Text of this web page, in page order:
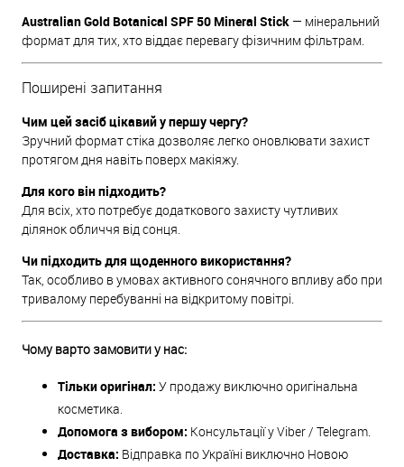
Australian Gold Botanical SPF 50 Mineral Stick — мінеральний
формат для тих, хто віддає перевагу фізичним фільтрам.
Поширені запитання
Чим цей засіб цікавий у першу чергу?
Зручний формат стіка дозволяє легко оновлювати захист
протягом дня навіть поверх макіяжу.
Для кого він підходить?
Для всіх, хто потребує додаткового захисту чутливих
ділянок обличчя від сонця.
Чи підходить для щоденного використання?
Так, особливо в умовах активного сонячного впливу або при
тривалому перебуванні на відкритому повітрі.
Чому варто замовити у нас:
Тільки оригінал: У продажу виключно оригінальна
косметика.
Допомога з вибором: Консультації у Viber / Telegram.
Доставка: Відправка по Україні виключно Новою